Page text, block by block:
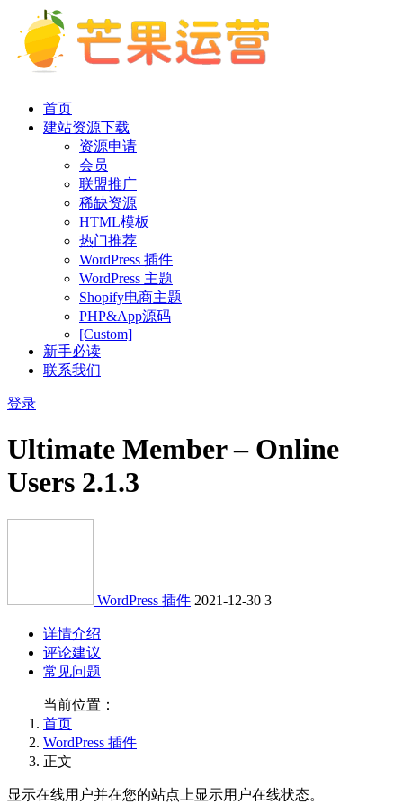
首页
建站资源下载
资源申请
会员
联盟推广
稀缺资源
HTML模板
热门推荐
WordPress 插件
WordPress 主题
Shopify电商主题
PHP&App源码
[Custom]
新手必读
联系我们
登录
Ultimate Member – Online
Users 2.1.3
WordPress 插件 2021-12-30 3
详情介绍
评论建议
常见问题
当前位置：
首页
WordPress 插件
正文
显示在线用户并在您的站点上显示用户在线状态。